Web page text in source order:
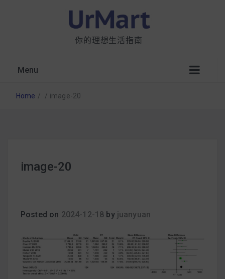
你的理想生活指南
Menu
析：成分、營養價值及其優缺點
簡單料理
Home / / image-20
image-20
Posted on 2024-12-18 by juanyuan